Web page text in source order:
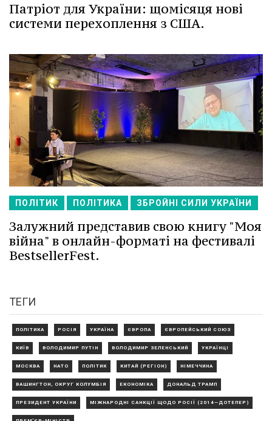
Патріот для України: щомісяця нові
системи перехоплення з США.
ПОЛІТИК ПОЛІТИКА ЗБРОЙНІ СИЛИ УКРАЇНИ
Залужний представив свою книгу "Моя
війна" в онлайн-форматі на фестивалі
BestsellerFest.
ТЕГИ
ПОЛІТИКА РОСІЯ УКРАЇНА ЄВРОПА ЄВРОПЕЙСЬКИЙ СОЮЗ
КИЇВ ВОЛОДИМИР ПУТІН ВОЛОДИМИР ЗЕЛЕНСЬКИЙ УКРАЇНЦІ
МОСКВА НАТО ПОЛІТИК КИТАЙ (РЕГІОН) НІМЕЧЧИНА
ВАШИНГТОН, ОКРУГ КОЛУМБІЯ ЕКОНОМІКА ДОНАЛЬД ТРАМП
ПРЕЗИДЕНТ УКРАЇНИ МІЖНАРОДНІ САНКЦІЇ ЩОДО РОСІЇ (2014—ДОТЕПЕР)